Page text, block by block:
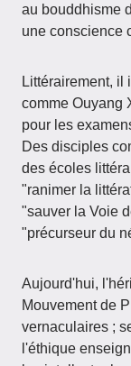
au bouddhisme
une conscience
Littérairement, il
comme Ouyang
pour les
Des disciples
des écoles
"ranimer la
"sauver la Voie
"précurseur du
Aujourd'hui,
Mouvement de
vernaculaires ;
l'éthique